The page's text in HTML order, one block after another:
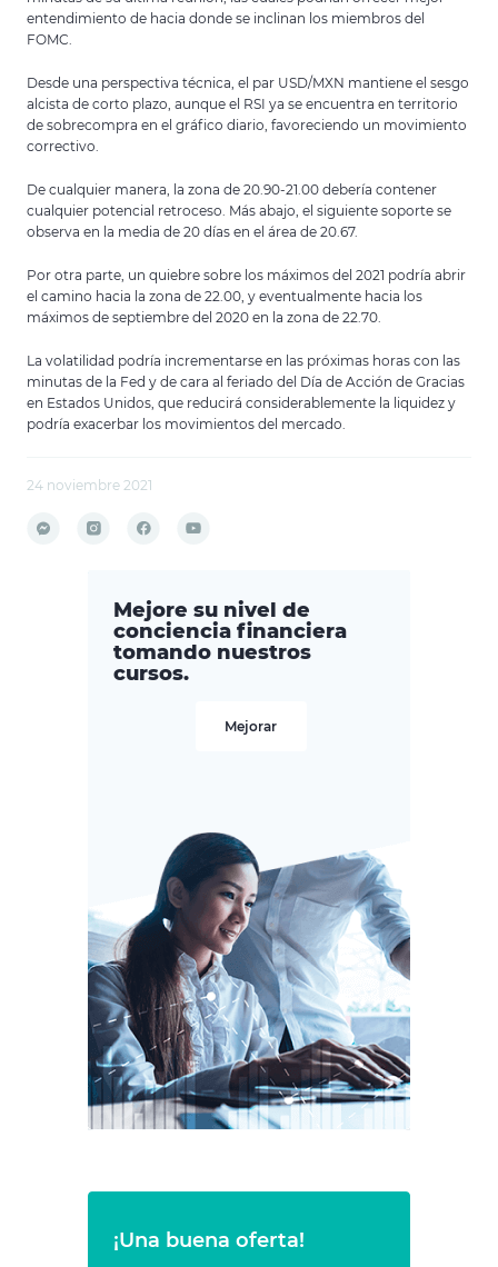
entendimiento de hacia donde se inclinan los miembros del
FOMC.
Desde una perspectiva técnica, el par USD/MXN mantiene el sesgo
alcista de corto plazo, aunque el RSI ya se encuentra en territorio
de sobrecompra en el gráfico diario, favoreciendo un movimiento
correctivo.
De cualquier manera, la zona de 20.90-21.00 debería contener
cualquier potencial retroceso. Más abajo, el siguiente soporte se
observa en la media de 20 días en el área de 20.67.
Por otra parte, un quiebre sobre los máximos del 2021 podría abrir
el camino hacia la zona de 22.00, y eventualmente hacia los
máximos de septiembre del 2020 en la zona de 22.70.
La volatilidad podría incrementarse en las próximas horas con las
minutas de la Fed y de cara al feriado del Día de Acción de Gracias
en Estados Unidos, que reducirá considerablemente la liquidez y
podría exacerbar los movimientos del mercado.
24 noviembre 2021
Mejore su nivel de
conciencia financiera
tomando nuestros
cursos.
Mejorar
¡Una buena oferta!